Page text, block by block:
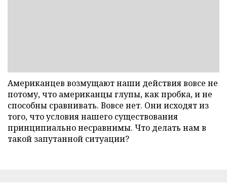
Американцев возмущают наши действия вовсе не
потому, что американцы глупы, как пробка, и не
способны сравнивать. Вовсе нет. Они исходят из
того, что условия нашего существования
принципиально несравнимы. Что делать нам в
такой запутанной ситуации?